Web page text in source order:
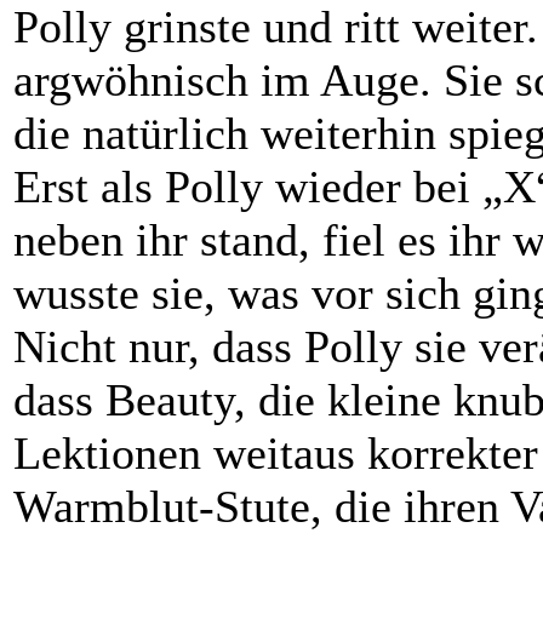
Polly grinste und ritt
argwöhnisch im Auge. Sie
die natürlich weiterhin
Erst als Polly wieder bei
neben ihr stand, fiel es ihr
wusste sie, was vor sich
Nicht nur, dass Polly sie
dass Beauty, die kleine
Lektionen weitaus
Warmblut-Stute, die ihren